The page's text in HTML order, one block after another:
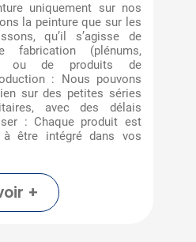
uniquement sur nos
la peinture que sur les
qu’il s’agisse de
(plénums,
ou de produits de
: Nous pouvons
sur des petites séries
avec des délais
: Chaque produit est
être intégré dans vos
+